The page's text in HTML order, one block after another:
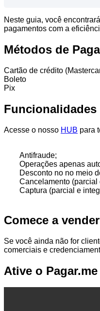
Neste guia, você
pagamentos com a
Métodos de
Cartão de crédito
Boleto
Pix
Funcionalidades
Acesse o nosso HUB para
Antifraude;
Operações apenas
Desconto no no meio
Cancelamento
Captura (parcial e
Comece a
Se você ainda não for
comerciais e
Ative o